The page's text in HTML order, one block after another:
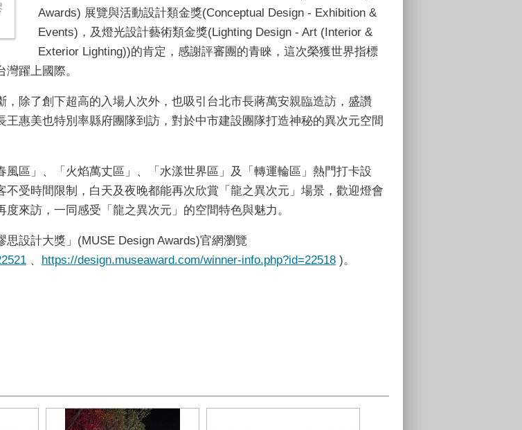
Awards) 展覽與活動設計類金獎(Conceptual Design - Exhibition &
Events) ，及燈光設計藝術類金獎(Lighting Design - Art (Interior &
Exterior Lighting))的肯定，感謝評審團的青睞，這次榮獲世界指標
躍上國際。
除了創下超高的入場人次外，也吸引台北市長蔣萬安親臨造訪，盛讚
王惠美也特別率縣府團隊到訪，對於中市建設團隊打造神秘的異次元空間
區」、「火焰萬丈區」、「水漾世界區」及「轉運輪區」熱門打卡設
受時間限制，白天及夜晚都能再次欣賞「龍之異次元」場景，歡迎燈會
來訪，一同感受「龍之異次元」的空間特色與魅力。
設計大獎」 (MUSE Design Awards)官網瀏覽
、 https://design.museaward.com/winner-info.php?id=22518 )。